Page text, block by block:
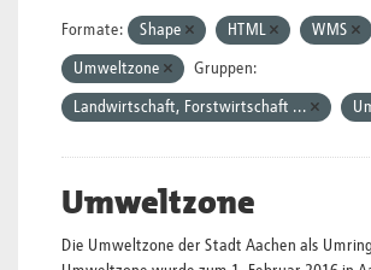
Formate: Shape HTML WMS
Umweltzone Gruppen:
Landwirtschaft, Forstwirtschaft ...
Umweltzone
Die Umweltzone der Stadt Aachen als